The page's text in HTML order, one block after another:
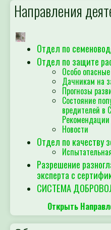
Направления
Отдел по
Отдел по защите
Особо
Дачникам на
Прогнозы
Состояние
вредителей в
Новости
Отдел по качеству
Разрешение
эксперта с
СИСТЕМА
Открыть